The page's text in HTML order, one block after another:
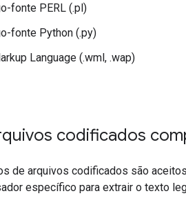
fonte PERL (.pl)
fonte Python (.py)
Language (.wml, .wap)
codificados
de arquivos codificados são
específico para extrair o texto